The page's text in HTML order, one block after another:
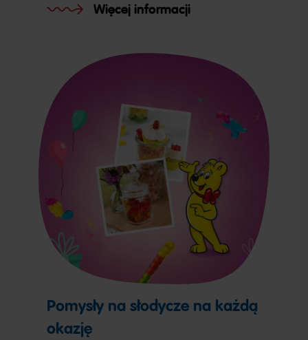
Więcej informacji
Pomysły na słodycze na każdą
okazję